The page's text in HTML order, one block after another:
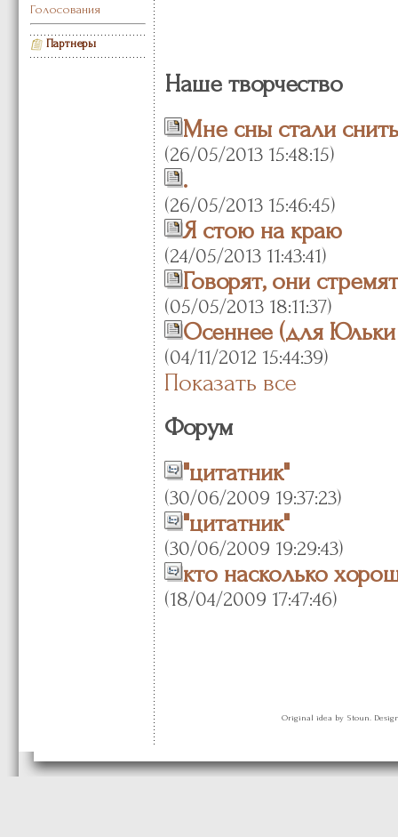
Голосования
Партнеры
Наше творчество
Мне сны стали
(26/05/2013 15:48:15)
.
(26/05/2013 15:46:45)
Я стою на краю
(24/05/2013 11:43:41)
Говорят, они
(05/05/2013 18:11:37)
Осеннее (для Юльки
(04/11/2012 15:44:39)
Показать все
Форум
"цитатник"
(30/06/2009 19:37:23)
"цитатник"
(30/06/2009 19:29:43)
кто насколько
(18/04/2009 17:47:46)
Original idea by Stoun.